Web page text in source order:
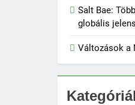
Salt Bae:
globális
Változások a